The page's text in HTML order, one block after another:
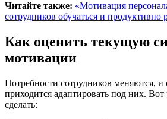
Читайте также: «Мотивация
сотрудников обучаться и продуктивно
Как оценить текущую
мотивации
Потребности сотрудников меняются, и
приходится адаптировать под них.
сделать: